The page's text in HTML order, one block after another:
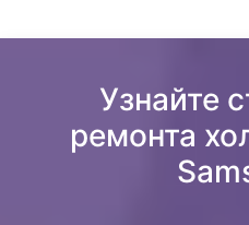
Узнайте
ремонта